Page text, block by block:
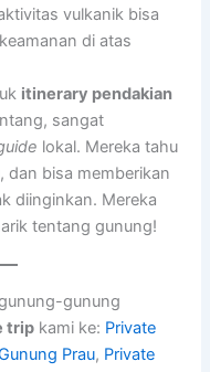
vulkanik bisa
di atas
itinerary pendakian
sangat
lokal. Mereka tahu
dan bisa memberikan
diinginkan. Mereka
tentang gunung!
gunung
trip kami ke: Private
Prau, Private